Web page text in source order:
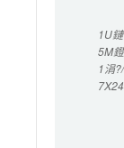
1U
5M
1涓